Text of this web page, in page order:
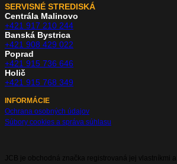
SERVISNÉ STREDISKÁ
Centrála Malinovo
+421 917 210 244
Banská Bystrica
+421 908 429 022
Poprad
+421 915 736 646
Holič
+421 915 768 349
INFORMÁCIE
Ochrana osobných údajov
Súbory cookies a správa súhlasu
JCB je obchodná značka registrovaná jej vlastníkmi